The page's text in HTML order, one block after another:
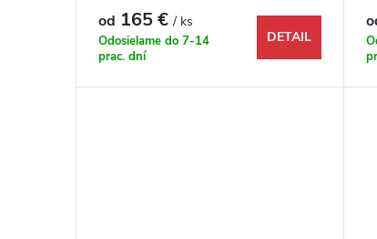
od 165 €/ ks
Odosielame do 7-14
prac. dní
DETAIL